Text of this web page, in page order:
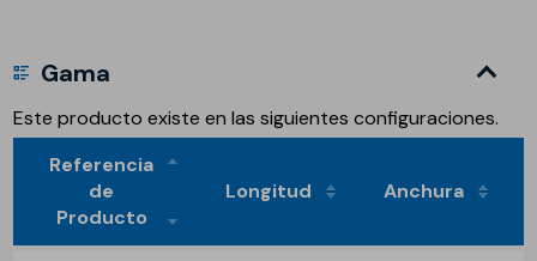
Gama
Este producto existe en las siguientes configuraciones.
Referencia
de
Producto
Longitud Anchura